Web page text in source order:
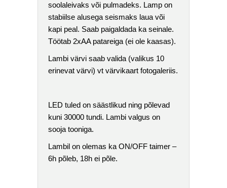
soolaleivaks või pulmadeks. Lamp on
stabiilse alusega seismaks laua või
kapi peal. Saab paigaldada ka seinale.
Töötab 2xAA patareiga (ei ole kaasas).
Lambi värvi saab valida (valikus 10
erinevat värvi) vt värvikaart fotogaleriis.
LED tuled on säästlikud ning põlevad
kuni 30000 tundi. Lambi valgus on
sooja tooniga.
Lambil on olemas ka ON/OFF taimer –
6h põleb, 18h ei põle.